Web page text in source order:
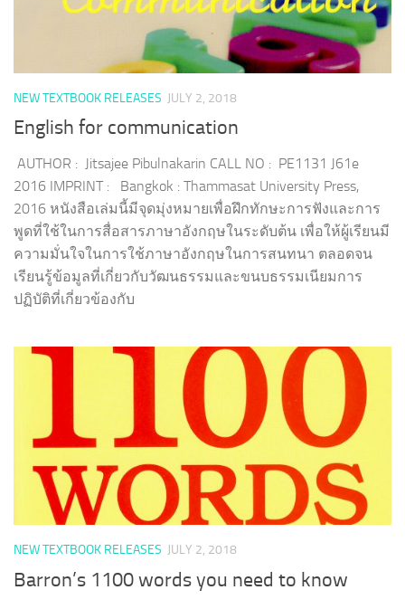
NEW TEXTBOOK RELEASES JULY 2, 2018
English for communication
AUTHOR : Jitsajee Pibulnakarin CALL NO : PE1131 J61e
2016 IMPRINT : Bangkok : Thammasat University Press,
2016 หนังสือเล่มนี้มีจุดมุ่งหมายเพื่อฝึกทักษะการฟังและการ
พูดที่ใช้ในการสื่อสารภาษาอังกฤษในระดับต้น เพื่อให้ผู้เรียนมี
ความมั่นใจในการใช้ภาษาอังกฤษในการสนทนา ตลอดจน
เรียนรู้ข้อมูลที่เกี่ยวกับวัฒนธรรมและขนบธรรมเนียมการ
ปฏิบัติที่เกี่ยวข้องกับ
NEW TEXTBOOK RELEASES JULY 2, 2018
Barron’s 1100 words you need to know